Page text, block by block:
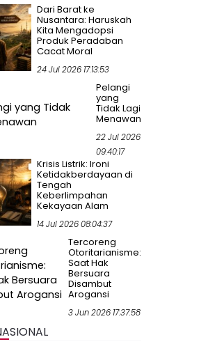
Dari Barat ke
Nusantara: Haruskah
Kita Mengadopsi
Produk Peradaban
Cacat Moral
24 Jul 2026 17:13:53
Pelangi
yang
Tidak Lagi
Menawan
22 Jul 2026
09:40:17
Krisis Listrik: Ironi
Ketidakberdayaan di
Tengah
Keberlimpahan
Kekayaan Alam
14 Jul 2026 08:04:37
Tercoreng
Otoritarianisme:
Saat Hak
Bersuara
Disambut
Arogansi
3 Jun 2026 17:37:58